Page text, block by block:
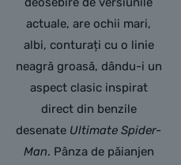
actuale, are ochii mari,
albi, conturați cu o linie
neagră groasă, dându-i un
aspect clasic inspirat
direct din benzile
desenate Ultimate Spider-
Man. Pânza de păianjen